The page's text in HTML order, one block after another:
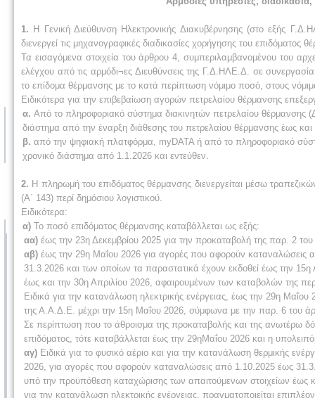
1. Η Γενική Διεύθυνση Ηλεκτρονικής Διακυβέρνησης (στο εξής
διενεργεί τις μηχανογραφικές διαδικασίες χορήγησης του
Τα εισαγόμενα στοιχεία του άρθρου 4, συμπεριλαμβανομένου του
ελέγχου από τις αρμόδι¬ες Διευθύνσεις της Γ.Δ.ΗΛΕ.Δ. σε
το επίδομα θέρμανσης με το κατά περίπτωση νόμιμο ποσό, στους
Ειδικότερα για την επιβεβαίωση αγορών πετρελαίου θέρμανσης
α. Από το πληροφοριακό σύστημα διακινητών πετρελαίου θέρμανσης
διάστημα από την έναρξη διάθεσης του πετρελαίου θέρμανσης έως
β. από την ψηφιακή πλατφόρμα, myDATA ή από το πληροφοριακό
χρονικό διάστημα από 1.1.2026 και εντεύθεν.
2. Η πληρωμή του επιδόματος θέρμανσης διενεργείται μέσω
(Α΄ 143) περί δημόσιου λογιστικού.
Ειδικότερα:
α) Το ποσό επιδόματος θέρμανσης καταβάλλεται ως εξής:
αα) έως την 23η Δεκεμβρίου 2025 για την προκαταβολή της παρ. 2
αβ) έως την 29η Μαΐου 2026 για αγορές που αφορούν καταναλώσεις
31.3.2026 και των οποίων τα παραστατικά έχουν εκδοθεί έως την
έως και την 30η Απριλίου 2026, αφαιρουμένων των καταβολών της
Ειδικά για την κατανάλωση ηλεκτρικής ενέργειας, έως την 29η
της Α.Α.Δ.Ε. μέχρι την 15η Μαΐου 2026, σύμφωνα με την παρ. 6 του
Σε περίπτωση που το άθροισμα της προκαταβολής και της ανωτέρω
επιδόματος, τότε καταβάλλεται έως την 29ηΜαΐου 2026 και η
αγ) Ειδικά για το φυσικό αέριο και για την κατανάλωση θερμικής
2026, για αγορές που αφορούν καταναλώσεις από 1.10.2025 έως
υπό την προϋπόθεση καταχώρισης των απαιτούμενων στοιχείων έως
για την κατανάλωση ηλεκτρικής ενέργειας, πραγματοποιείται